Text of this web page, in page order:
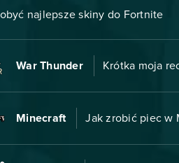
najlepsze skiny do Fortnite
War Thunder Krótka moja
Minecraft Jak zrobić piec w